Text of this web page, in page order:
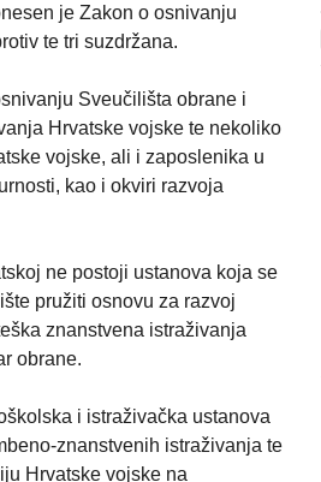
je Zakon o osnivanju
te tri suzdržana.
Sveučilišta obrane i
Hrvatske vojske te nekoliko
vojske, ali i zaposlenika u
kao i okviri razvoja
ne postoji ustanova koja se
pružiti osnovu za razvoj
znanstvena istraživanja
obrane.
i istraživačka ustanova
znanstvenih istraživanja te
Hrvatske vojske na